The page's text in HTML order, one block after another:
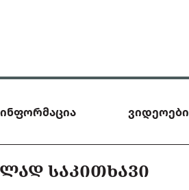
ვიდეოები
ᲡᲐᲙᲘᲗᲮᲐᲕᲘ